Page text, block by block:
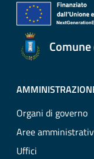
Organi di governo
Aree
Uffici